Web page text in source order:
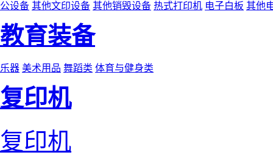
公设备 其他文印设备 其他销毁设备 热式打印机 电子白板 其他
教育装备
乐器 美术用品 舞蹈类 体育与健身类
复印机
复印机